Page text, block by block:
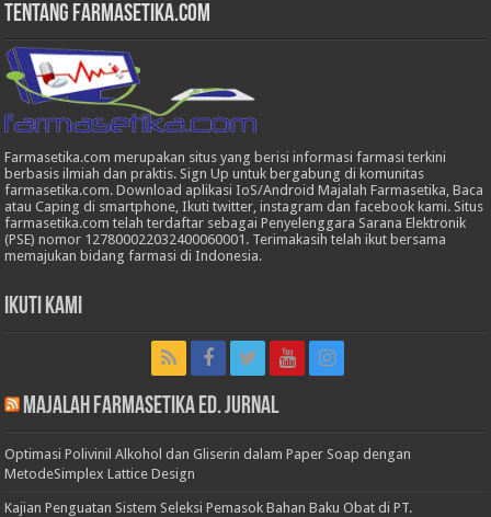
Tentang Farmasetika.com
Farmasetika.com merupakan situs yang berisi informasi farmasi terkini
berbasis ilmiah dan praktis. Sign Up untuk bergabung di komunitas
farmasetika.com. Download aplikasi IoS/Android Majalah Farmasetika, Baca
atau Caping di smartphone, Ikuti twitter, instagram dan facebook kami. Situs
farmasetika.com telah terdaftar sebagai Penyelenggara Sarana Elektronik
(PSE) nomor 127800022032400060001. Terimakasih telah ikut bersama
memajukan bidang farmasi di Indonesia.
Ikuti Kami
Majalah Farmasetika Ed. Jurnal
Optimasi Polivinil Alkohol dan Gliserin dalam Paper Soap dengan
MetodeSimplex Lattice Design
Kajian Penguatan Sistem Seleksi Pemasok Bahan Baku Obat di PT.